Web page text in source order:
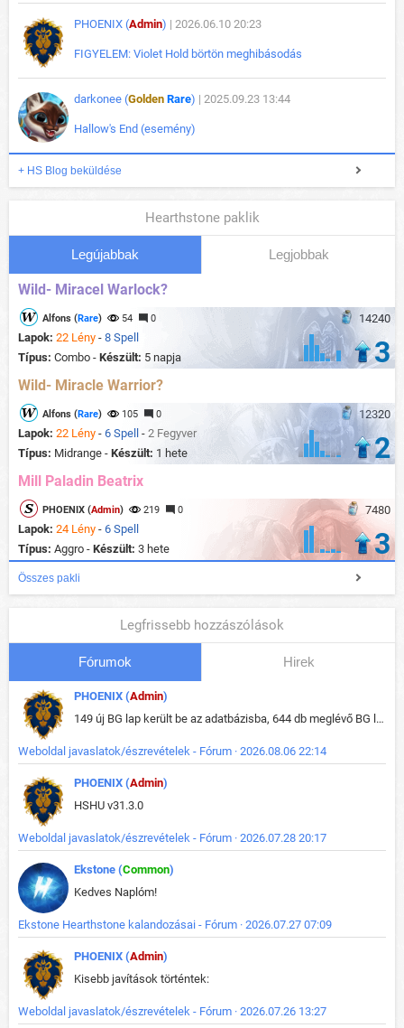
PHOENIX (Admin) | 2026.06.10 20:23
FIGYELEM: Violet Hold börtön meghibásodás
darkonee (Golden Rare) | 2025.09.23 13:44
Hallow's End (esemény)
+ HS Blog beküldése
Hearthstone paklik
Legújabbak Legjobbak
Wild- Miracel Warlock?
14240
Alfons (Rare) 54 0
Lapok: 22 Lény - 8 Spell
Típus: Combo - Készült: 5 napja 3
Wild- Miracle Warrior?
12320
Alfons (Rare) 105 0
Lapok: 22 Lény - 6 Spell - 2 Fegyver
Típus: Midrange - Készült: 1 hete 2
Mill Paladin Beatrix
7480
PHOENIX (Admin) 219 0
Lapok: 24 Lény - 6 Spell
Típus: Aggro - Készült: 3 hete 3
Összes pakli
Legfrissebb hozzászólások
Fórumok Hirek
PHOENIX (Admin)
149 új BG lap került be az adatbázisba, 644 db meglévő BG lap módosult, bekerültek az új képek a megváltozott lapokhoz is.
Weboldal javaslatok/észrevételek - Fórum · 2026.08.06 22:14
PHOENIX (Admin)
HSHU v31.3.0
Weboldal javaslatok/észrevételek - Fórum · 2026.07.28 20:17
Ekstone (Common)
Kedves Naplóm!
Ekstone Hearthstone kalandozásai - Fórum · 2026.07.27 07:09
PHOENIX (Admin)
Kisebb javítások történtek:
Weboldal javaslatok/észrevételek - Fórum · 2026.07.26 13:27